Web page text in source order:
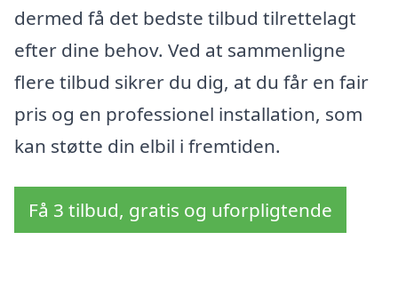
dermed få det bedste tilbud tilrettelagt
efter dine behov. Ved at sammenligne
flere tilbud sikrer du dig, at du får en fair
pris og en professionel installation, som
kan støtte din elbil i fremtiden.
Få 3 tilbud, gratis og uforpligtende